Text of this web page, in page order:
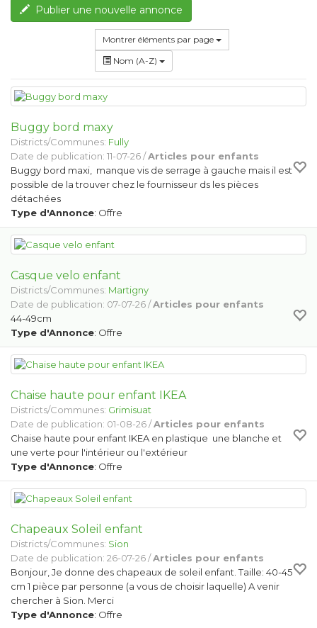
Publier une nouvelle annonce
Montrer éléments par page
Nom (A-Z)
Buggy bord maxy
Districts/Communes: Fully
Date de publication: 11-07-26 /Articles pour enfants
Buggy bord maxi, manque vis de serrage à gauche mais il est
possible de la trouver chez le fournisseur ds les pièces
détachées
Type d'Annonce: Offre
Casque velo enfant
Districts/Communes: Martigny
Date de publication: 07-07-26 /Articles pour enfants
44-49cm
Type d'Annonce: Offre
Chaise haute pour enfant IKEA
Districts/Communes: Grimisuat
Date de publication: 01-08-26 /Articles pour enfants
Chaise haute pour enfant IKEA en plastique une blanche et
une verte pour l'intérieur ou l'extérieur
Type d'Annonce: Offre
Chapeaux Soleil enfant
Districts/Communes: Sion
Date de publication: 26-07-26 /Articles pour enfants
Bonjour, Je donne des chapeaux de soleil enfant. Taille: 40-45
cm 1 pièce par personne (a vous de choisir laquelle) A venir
chercher à Sion. Merci
Type d'Annonce: Offre